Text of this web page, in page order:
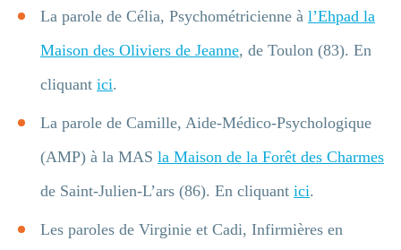
La parole de Célia, Psychométricienne à l’Ehpad la
Maison des Oliviers de Jeanne, de Toulon (83). En
cliquant ici.
La parole de Camille, Aide-Médico-Psychologique
(AMP) à la MAS la Maison de la Forêt des Charmes
de Saint-Julien-L’ars (86). En cliquant ici.
Les paroles de Virginie et Cadi, Infirmières en